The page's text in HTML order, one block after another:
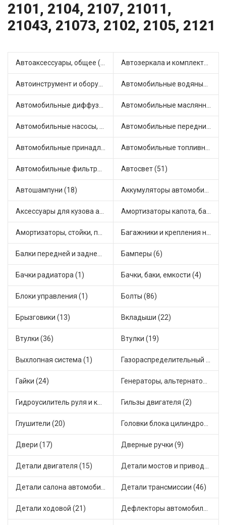
2101, 2104, 2107, 21011,
21043, 21073, 2102, 2105, 2121
Автоаксессуары, общее (2) Автозеркала и комплектующие (12)
Автоинструмент и оборудование (7) Автомобильные водяные насосы (14)
Автомобильные диффузоры и вентиляторы (4) Автомобильные маслянные насосы (9)
Автомобильные насосы, компрессоры и манометры (1) Автомобильные передние фары (14)
Автомобильные принадлежности и аксессуары (6) Автомобильные топливные насосы (17)
Автомобильные фильтры (1) Автосвет (51)
Автошампуни (18) Аккумуляторы автомобильные (3)
Аксессуары для кузова автомобиля (1) Амортизаторы капота, багажника (6)
Амортизаторы, стойки, подушки стоек (42) Багажники и крепления на крышу (2)
Балки передней и задней подвески (4) Бамперы (6)
Бачки радиатора (1) Бачки, баки, емкости (4)
Блоки управления (1) Болты (86)
Брызговики (13) Вкладыши (22)
Втулки (36) Втулки (19)
Выхлопная система (1) Газораспределительный механизм (2)
Гайки (24) Генераторы, альтернаторы и комплектующие (48)
Гидроусилитель руля и комплектующие (1) Гильзы двигателя (2)
Глушители (20) Головки блока цилиндров (2)
Двери (17) Дверные ручки (9)
Детали двигателя (15) Детали мостов и привода трансмиссии (68)
Детали салона автомобиля (47) Детали трансмиссии (46)
Детали ходовой (21) Дефлекторы автомобильные (5)